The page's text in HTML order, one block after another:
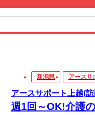
新潟県 アースサ
アースサポート上越(
週1回～OK!介護